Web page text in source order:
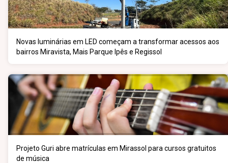
Novas luminárias em LED começam a transformar acessos aos
bairros Miravista, Mais Parque Ipês e Regissol
Projeto Guri abre matrículas em Mirassol para cursos gratuitos
de música